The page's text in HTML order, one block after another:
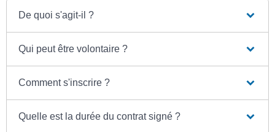
De quoi s'agit-il ?
Qui peut être volontaire ?
Comment s'inscrire ?
Quelle est la durée du contrat signé ?